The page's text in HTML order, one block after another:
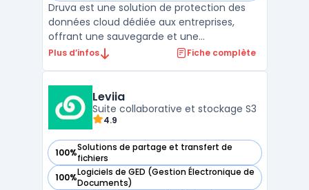
Druva est une solution de protection des
données cloud dédiée aux entreprises,
offrant une sauvegarde et une
récupération des données centralisées sur
données des organisations, quelle que soit
leur taille, en élimi ...
Plus d’infos Fiche complète
Leviia
Suite collaborative et stockage S3
4.9
100%Solutions de partage et transfert de
fichiers
— voir Leviia dans cette catégorie
100%Logiciels de GED (Gestion Électronique de
Documents)
— voir Leviia dans cette catégorie